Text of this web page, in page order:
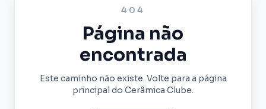
404
Página não
encontrada
Este caminho não existe. Volte para a página
principal do Cerâmica Clube.